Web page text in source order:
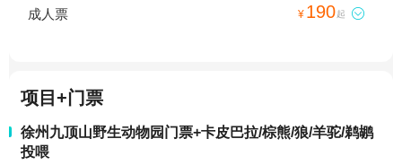
成人票 ¥ 190起 
项目+门票
徐州九顶山野生动物园门票+卡皮巴拉/棕熊/狼/羊驼/鹈鹕
投喂